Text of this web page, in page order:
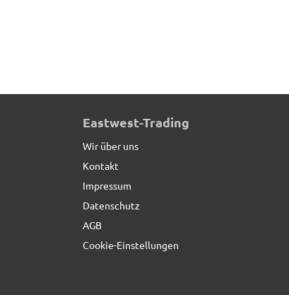
Eastwest-Trading
Wir über uns
Kontakt
Impressum
Datenschutz
AGB
Cookie-Einstellungen